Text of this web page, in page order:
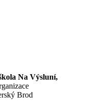
Na Výsluní,
Brod